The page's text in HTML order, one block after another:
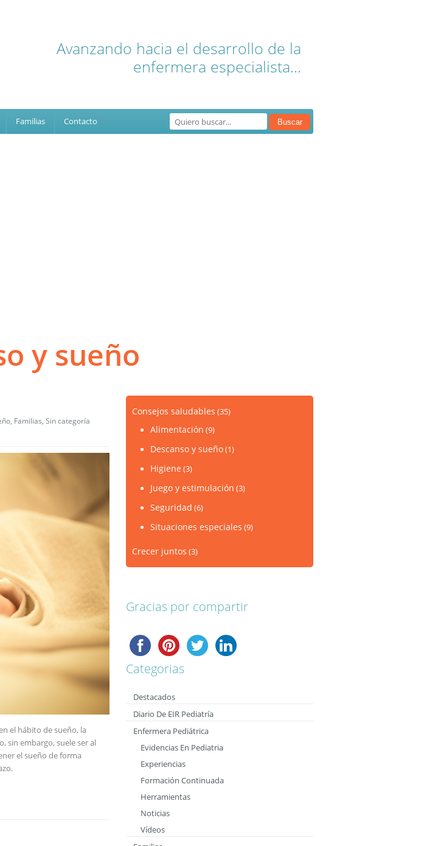
Avanzando hacia el desarrollo de la
enfermera especialista...
Familias Contacto
y sueño
, Familias, Sin categoría
el hábito de sueño, la
sin embargo, suele ser al
el sueño de forma
Consejos saludables (35)
Alimentación (9)
Descanso y sueño(1)
Higiene (3)
Juego y estimulación (3)
Seguridad (6)
Situaciones especiales (9)
Crecer juntos (3)
Gracias por compartir
Categorias
Destacados
Diario De EIR Pediatría
Enfermera Pediátrica
Evidencias En Pediatria
Experiencias
Formación Continuada
Herramientas
Noticias
Vídeos